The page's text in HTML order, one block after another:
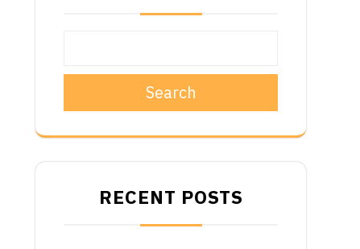
Search
RECENT POSTS